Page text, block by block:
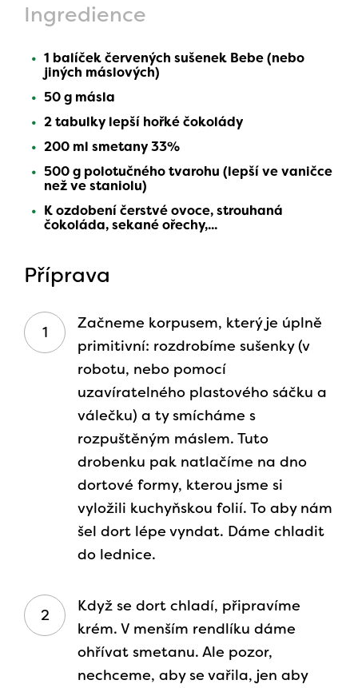
Ingredience
1 balíček červených sušenek Bebe (nebo
jiných máslových)
50 g másla
2 tabulky lepší hořké čokolády
200 ml smetany 33%
500 g polotučného tvarohu (lepší ve vaničce
než ve staniolu)
K ozdobení čerstvé ovoce, strouhaná
čokoláda, sekané ořechy,...
Příprava
Začneme korpusem, který je úplně
primitivní: rozdrobíme sušenky (v
robotu, nebo pomocí
uzavíratelného plastového sáčku a
válečku) a ty smícháme s
rozpuštěným máslem. Tuto
drobenku pak natlačíme na dno
dortové formy, kterou jsme si
vyložili kuchyňskou folií. To aby nám
šel dort lépe vyndat. Dáme chladit
do lednice.
Když se dort chladí, připravíme
krém. V menším rendlíku dáme
ohřívat smetanu. Ale pozor,
nechceme, aby se vařila, jen aby